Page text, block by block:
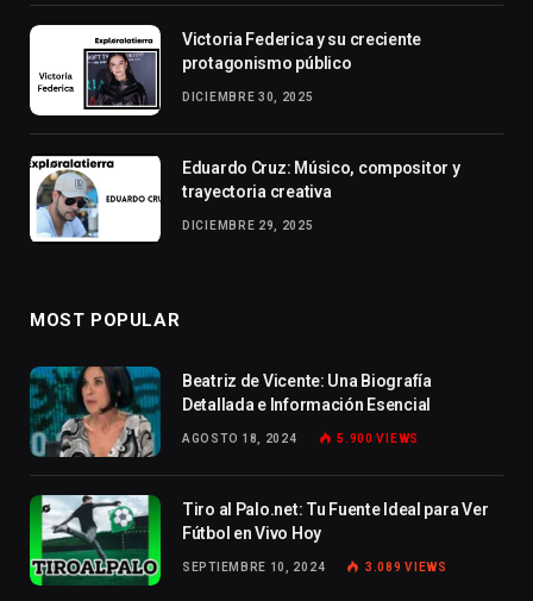
Victoria Federica y su creciente
protagonismo público
DICIEMBRE 30, 2025
Eduardo Cruz: Músico, compositor y
trayectoria creativa
DICIEMBRE 29, 2025
MOST POPULAR
Beatriz de Vicente: Una Biografía
Detallada e Información Esencial
AGOSTO 18, 2024 5.900VIEWS
Tiro al Palo.net: Tu Fuente Ideal para Ver
Fútbol en Vivo Hoy
SEPTIEMBRE 10, 2024 3.089VIEWS